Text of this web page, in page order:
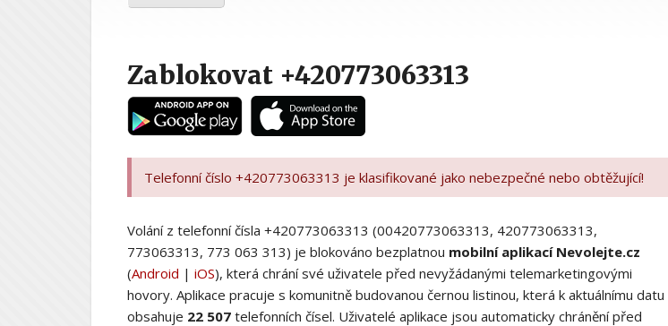
Zablokovat +420773063313
Telefonní číslo +420773063313 je klasifikované jako nebezpečné nebo obtěžující!
Volání z telefonní čísla +420773063313 (00420773063313, 420773063313,
773063313, 773 063 313) je blokováno bezplatnou mobilní aplikací Nevolejte.cz
(Android | iOS), která chrání své uživatele před nevyžádanými telemarketingovými
hovory. Aplikace pracuje s komunitně budovanou černou listinou, která k aktuálnímu datu
obsahuje 22 507 telefonních čísel. Uživatelé aplikace jsou automaticky chránění před